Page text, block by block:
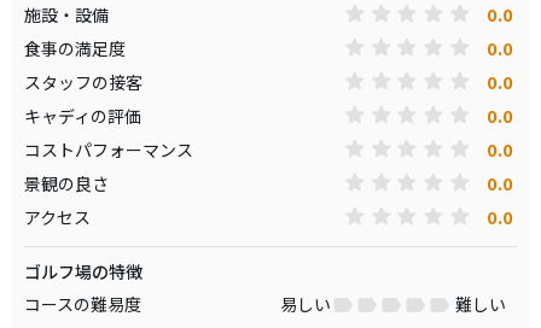
施設・設備 0.0
食事の満足度 0.0
スタッフの接客 0.0
キャディの評価 0.0
コストパフォーマンス 0.0
景観の良さ 0.0
アクセス 0.0
ゴルフ場の特徴
コースの難易度
易しい
難しい